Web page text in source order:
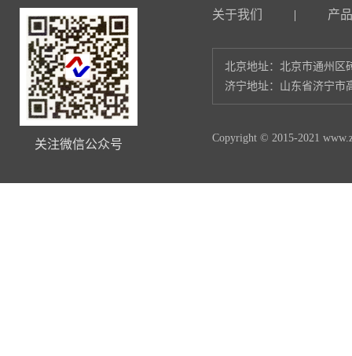
关注微信公众号
关于我们 | 产
北京地址：北京市通州区
济宁地址：山东省济宁市
Copyright © 2015-2021